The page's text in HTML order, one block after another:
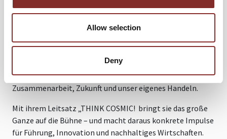
Allow selection
Deny
Sound of Space an: eine multimediale Live-Performance,
bei der sie originale Klänge des Alls mit selbst
komponierter Musik kombiniert – live gesungen,
Erlebnis für alle Sinne, das nicht nur beeindruckt, sondern
zum Nachdenken anregt: über Verantwortung,
Zusammenarbeit, Zukunft und unser eigenes Handeln.
Mit ihrem Leitsatz „THINK COSMIC! bringt sie das große
Ganze auf die Bühne – und macht daraus konkrete Impulse
für Führung, Innovation und nachhaltiges Wirtschaften.